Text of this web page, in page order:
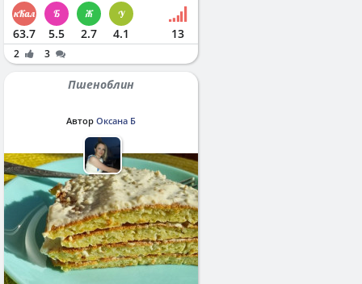
63.7 5.5 2.7 4.1 13
2 3
Пшеноблин
Автор Оксана Б